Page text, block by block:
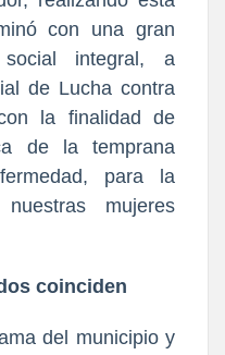
con una gran
integral, a
de Lucha contra
la finalidad de
de la temprana
para la
mujeres
coinciden
del municipio y